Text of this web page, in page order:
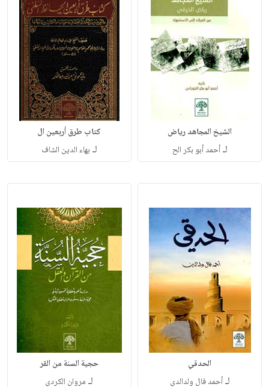
الشيخ المجاهد رياض
لـأحمد أبو بكر الح
كتاب طرق أربعين ال
لـ بهاء الدين الشاف
الحدقي
لـأحمد فال ولدالدي
حجية السنة من القر
لـ مروان الكردي